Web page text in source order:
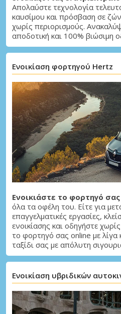
Μεγάλες
Αποκτήστε πρόσβαση
προσφορές
Απολαύστε τεχνολογία
καυσίμου και πρόσβαση σε
χωρίς περιορισμούς.
αποδοτική και 100% βιώσιμη
Ενοικίαση φορτηγού Hertz
Ενοικιάστε το φορτηγό
όλα τα οφέλη του. Είτε για
επαγγελματικές εργασίες,
ενοικίασης και οδηγήστε
το φορτηγό σας online με λίγα
ταξίδι σας με απόλυτη
Ενοικίαση υβριδικών